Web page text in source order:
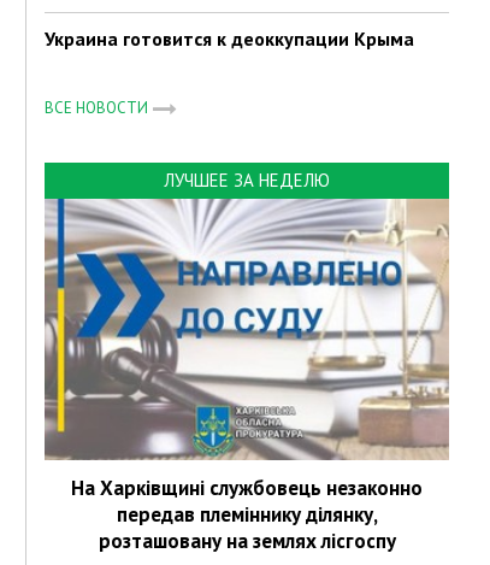
Украина готовится к деоккупации Крыма
ВСЕ НОВОСТИ
ЛУЧШЕЕ ЗА НЕДЕЛЮ
На Харківщині службовець незаконно
передав племіннику ділянку,
розташовану на землях лісгоспу